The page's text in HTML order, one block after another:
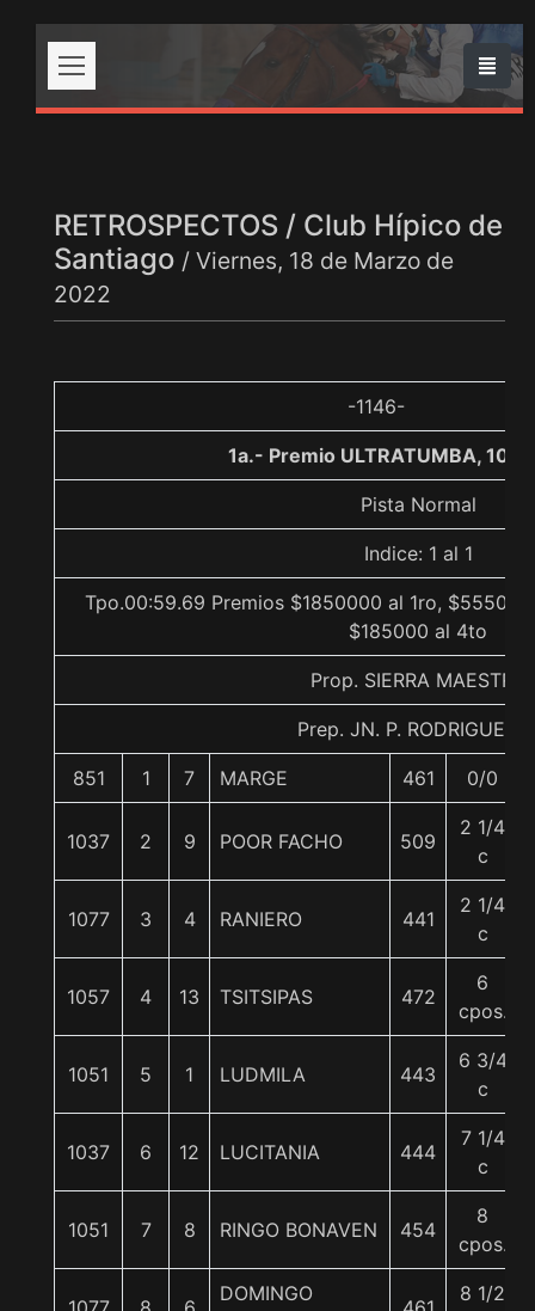
RETROSPECTOS / Club Hípico de
Santiago / Viernes, 18 de Marzo de
2022
-1146-
1a.- Premio ULTRATUMBA,
Pista Normal
Indice: 1 al 1
Tpo.00:59.69 Premios $1850000 al 1ro,
$185000 al 4to
Prop. SIERRA MAESTRA
Prep. JN. P. RODRIGUEZ
851 1 7 MARGE 461 0/0
1037 2 9 POOR FACHO 509
2 1/4
c
1077 3 4 RANIERO 441
2 1/4
c
1057 4 13 TSITSIPAS 472
6
cpos.
1051 5 1 LUDMILA 443
6 3/4
c
1037 6 12 LUCITANIA 444
7 1/4
c
1051 7 8 RINGO BONAVEN 454
8
cpos.
DOMINGO
8 1/2